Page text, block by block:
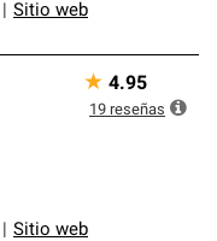
Sitio web
Sitio web
★ 4.95
19 reseñas